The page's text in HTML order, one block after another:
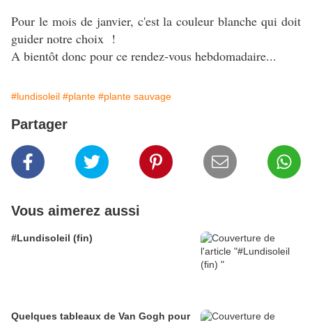
Pour le mois de janvier, c'est la couleur blanche qui doit
guider notre choix !
A bientôt donc pour ce rendez-vous hebdomadaire...
#lundisoleil #plante #plante sauvage
Partager
Vous aimerez aussi
#Lundisoleil (fin)
Quelques tableaux de Van Gogh pour